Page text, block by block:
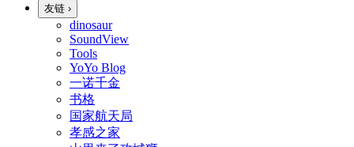
友链 ›
dinosaur
SoundView
Tools
YoYo Blog
一诺千金
书格
国家航天局
孝感之家